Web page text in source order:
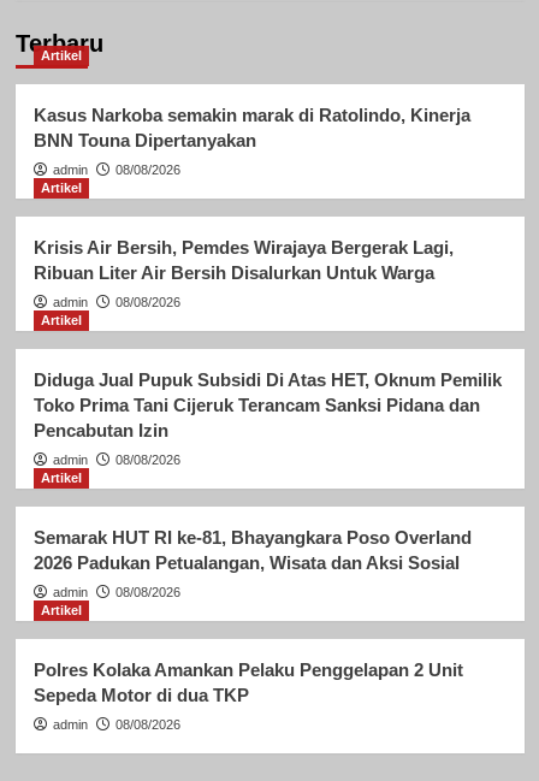
Terbaru
Artikel
Kasus Narkoba semakin marak di Ratolindo, Kinerja
BNN Touna Dipertanyakan
admin
08/08/2026
Artikel
Krisis Air Bersih, Pemdes Wirajaya Bergerak Lagi,
Ribuan Liter Air Bersih Disalurkan Untuk Warga
admin
08/08/2026
Artikel
Diduga Jual Pupuk Subsidi Di Atas HET, Oknum Pemilik
Toko Prima Tani Cijeruk Terancam Sanksi Pidana dan
Pencabutan Izin
admin
08/08/2026
Artikel
Semarak HUT RI ke-81, Bhayangkara Poso Overland
2026 Padukan Petualangan, Wisata dan Aksi Sosial
admin
08/08/2026
Artikel
Polres Kolaka Amankan Pelaku Penggelapan 2 Unit
Sepeda Motor di dua TKP
admin 08/08/2026